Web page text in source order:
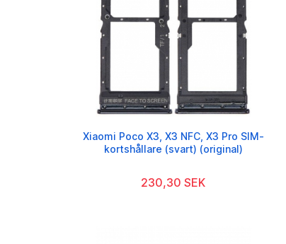
Xiaomi Poco X3, X3 NFC, X3 Pro SIM-
kortshållare (svart) (original)
230,30 SEK